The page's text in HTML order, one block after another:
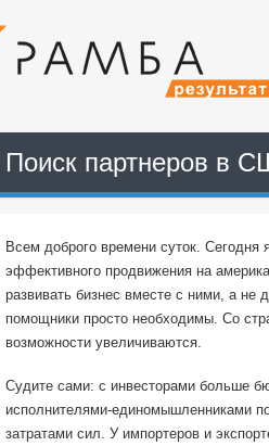
Поиск партнеров в
Всем доброго времени суток. Сегодня
эффективного продвижения на
развивать бизнес вместе с ними, а
помощники просто необходимы. Со
возможности увеличиваются.
Судите сами: с инвесторами больше
исполнителями-единомышленниками
затратами сил. У импортеров и